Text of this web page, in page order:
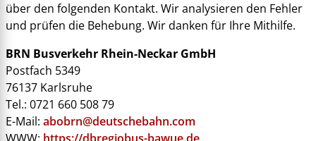
über den folgenden Kontakt. Wir analysieren den Fehler
und prüfen die Behebung. Wir danken für Ihre Mithilfe.
BRN Busverkehr Rhein-Neckar GmbH
Postfach 5349
76137 Karlsruhe
Tel.: 0721 660 508 79
E-Mail: abobrn@deutschebahn.com